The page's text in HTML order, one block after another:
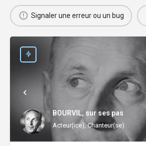
Signaler une erreur ou un bug
BOURVIL, sur ses pas
Acteur(ice), Chanteur(se)